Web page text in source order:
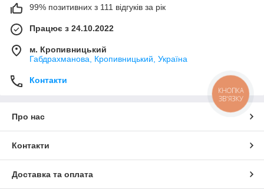
99% позитивних з 111 відгуків за рік
Працює з 24.10.2022
м. Кропивницький
Габдрахманова, Кропивницький, Україна
Контакти
Про нас
Контакти
Доставка та оплата
КНОПКА
ЗВ'ЯЗКУ